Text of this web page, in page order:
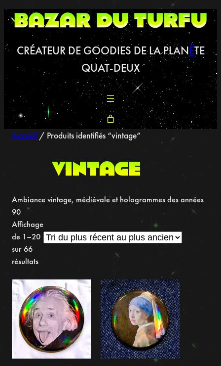
Aller
au
CRÉATEUR DE GOODIES DE LA PLANÈTE
QUAT-DEUX
Accueil / Produits identifiés “vintage”
vintage
Ambiance vintage, médiévale et hologrammes des années
90
Affichage
de 1–20
sur 66
résultatsTrié
plus
récent
au
plus
ancien